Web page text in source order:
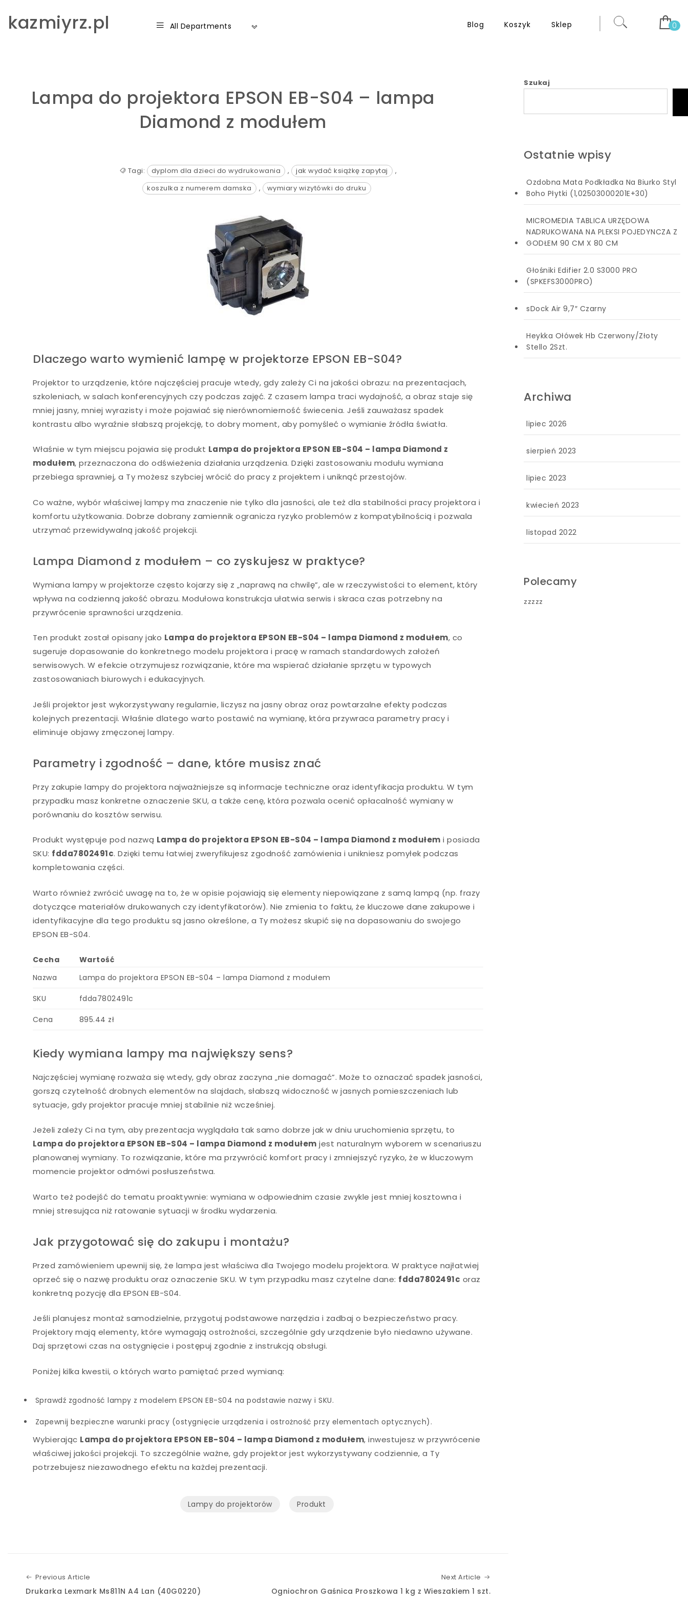
kazmiyrz.pl All Departments Blog Koszyk Sklep 0
Lampa do projektora EPSON EB-S04 – lampa
Diamond z modułem
Tagi: dyplom dla dzieci do wydrukowania , jak wydać książkę zapytaj
,
koszulka z numerem damska
, wymiary wizytówki do druku
Dlaczego warto wymienić lampę w projektorze EPSON EB-S04?
Projektor to urządzenie, które najczęściej pracuje wtedy, gdy zależy Ci na jakości obrazu: na prezentacjach,
szkoleniach, w salach konferencyjnych czy podczas zajęć. Z czasem lampa traci wydajność, a obraz staje się
mniej jasny, mniej wyrazisty i może pojawiać się nierównomierność świecenia. Jeśli zauważasz spadek
kontrastu albo wyraźnie słabszą projekcję, to dobry moment, aby pomyśleć o wymianie źródła światła.
Właśnie w tym miejscu pojawia się produkt Lampa do projektora EPSON EB-S04 – lampa Diamond z
modułem, przeznaczona do odświeżenia działania urządzenia. Dzięki zastosowaniu modułu wymiana
przebiega sprawniej, a Ty możesz szybciej wrócić do pracy z projektem i uniknąć przestojów.
Co ważne, wybór właściwej lampy ma znaczenie nie tylko dla jasności, ale też dla stabilności pracy projektora i
komfortu użytkowania. Dobrze dobrany zamiennik ogranicza ryzyko problemów z kompatybilnością i pozwala
utrzymać przewidywalną jakość projekcji.
Lampa Diamond z modułem – co zyskujesz w praktyce?
Wymiana lampy w projektorze często kojarzy się z „naprawą na chwilę”, ale w rzeczywistości to element, który
wpływa na codzienną jakość obrazu. Modułowa konstrukcja ułatwia serwis i skraca czas potrzebny na
przywrócenie sprawności urządzenia.
Ten produkt został opisany jako Lampa do projektora EPSON EB-S04 – lampa Diamond z modułem, co
sugeruje dopasowanie do konkretnego modelu projektora i pracę w ramach standardowych założeń
serwisowych. W efekcie otrzymujesz rozwiązanie, które ma wspierać działanie sprzętu w typowych
zastosowaniach biurowych i edukacyjnych.
Jeśli projektor jest wykorzystywany regularnie, liczysz na jasny obraz oraz powtarzalne efekty podczas
kolejnych prezentacji. Właśnie dlatego warto postawić na wymianę, która przywraca parametry pracy i
eliminuje objawy zmęczonej lampy.
Parametry i zgodność – dane, które musisz znać
Przy zakupie lampy do projektora najważniejsze są informacje techniczne oraz identyfikacja produktu. W tym
przypadku masz konkretne oznaczenie SKU, a także cenę, która pozwala ocenić opłacalność wymiany w
porównaniu do kosztów serwisu.
Produkt występuje pod nazwą Lampa do projektora EPSON EB-S04 – lampa Diamond z modułem i posiada
SKU: fdda7802491c. Dzięki temu łatwiej zweryfikujesz zgodność zamówienia i unikniesz pomyłek podczas
kompletowania części.
Warto również zwrócić uwagę na to, że w opisie pojawiają się elementy niepowiązane z samą lampą (np. frazy
dotyczące materiałów drukowanych czy identyfikatorów). Nie zmienia to faktu, że kluczowe dane zakupowe i
identyfikacyjne dla tego produktu są jasno określone, a Ty możesz skupić się na dopasowaniu do swojego
EPSON EB-S04.
Cecha
Wartość
Nazwa
Lampa do projektora EPSON EB-S04 – lampa Diamond z modułem
SKU fdda7802491c
Cena 895.44 zł
Kiedy wymiana lampy ma największy sens?
Najczęściej wymianę rozważa się wtedy, gdy obraz zaczyna „nie domagać”. Może to oznaczać spadek jasności,
gorszą czytelność drobnych elementów na slajdach, słabszą widoczność w jasnych pomieszczeniach lub
sytuacje, gdy projektor pracuje mniej stabilnie niż wcześniej.
Jeżeli zależy Ci na tym, aby prezentacja wyglądała tak samo dobrze jak w dniu uruchomienia sprzętu, to
Lampa do projektora EPSON EB-S04 – lampa Diamond z modułem jest naturalnym wyborem w scenariuszu
planowanej wymiany. To rozwiązanie, które ma przywrócić komfort pracy i zmniejszyć ryzyko, że w kluczowym
momencie projektor odmówi posłuszeństwa.
Warto też podejść do tematu proaktywnie: wymiana w odpowiednim czasie zwykle jest mniej kosztowna i
mniej stresująca niż ratowanie sytuacji w środku wydarzenia.
Jak przygotować się do zakupu i montażu?
Przed zamówieniem upewnij się, że lampa jest właściwa dla Twojego modelu projektora. W praktyce najłatwiej
oprzeć się o nazwę produktu oraz oznaczenie SKU. W tym przypadku masz czytelne dane: fdda7802491c oraz
konkretną pozycję dla EPSON EB-S04.
Jeśli planujesz montaż samodzielnie, przygotuj podstawowe narzędzia i zadbaj o bezpieczeństwo pracy.
Projektory mają elementy, które wymagają ostrożności, szczególnie gdy urządzenie było niedawno używane.
Daj sprzętowi czas na ostygnięcie i postępuj zgodnie z instrukcją obsługi.
Poniżej kilka kwestii, o których warto pamiętać przed wymianą:
Sprawdź zgodność lampy z modelem EPSON EB-S04 na podstawie nazwy i SKU.
Zapewnij bezpieczne warunki pracy (ostygnięcie urządzenia i ostrożność przy elementach optycznych).
Wybierając Lampa do projektora EPSON EB-S04 – lampa Diamond z modułem, inwestujesz w przywrócenie
właściwej jakości projekcji. To szczególnie ważne, gdy projektor jest wykorzystywany codziennie, a Ty
potrzebujesz niezawodnego efektu na każdej prezentacji.
Lampy do projektorów Produkt
Previous Article
Drukarka Lexmark Ms811N A4 Lan (40G0220)
Next Article
Ogniochron Gaśnica Proszkowa 1 kg z Wieszakiem 1 szt.
Szukaj
Ostatnie wpisy
Ozdobna Mata Podkładka Na Biurko Styl
Boho Płytki (1,02503000201E+30)
MICROMEDIA TABLICA URZĘDOWA
NADRUKOWANA NA PLEKSI POJEDYNCZA Z
GODŁEM 90 CM X 80 CM
Głośniki Edifier 2.0 S3000 PRO
(SPKEFS3000PRO)
sDock Air 9,7″ Czarny
Heykka Ołówek Hb Czerwony/Złoty
Stello 2Szt.
Archiwa
lipiec 2026
sierpień 2023
lipiec 2023
kwiecień 2023
listopad 2022
Polecamy
zzzzz